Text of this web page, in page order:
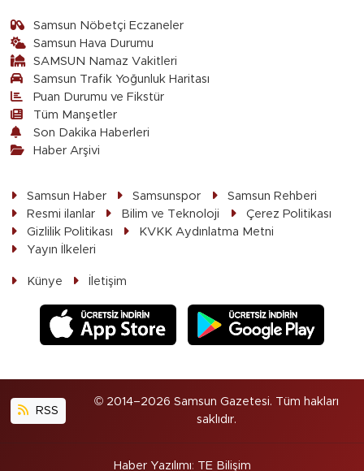
Samsun Nöbetçi Eczaneler
Samsun Hava Durumu
SAMSUN Namaz Vakitleri
Samsun Trafik Yoğunluk Haritası
Puan Durumu ve Fikstür
Tüm Manşetler
Son Dakika Haberleri
Haber Arşivi
Samsun Haber Samsunspor
Samsun Rehberi
Resmi ilanlar
Bilim ve Teknoloji
Çerez Politikası
Gizlilik Politikası
KVKK Aydınlatma Metni
Yayın İlkeleri
Künye İletişim
RSS
© 2014–2026 Samsun Gazetesi. Tüm hakları
saklıdır.
Haber Yazılımı: TE Bilişim